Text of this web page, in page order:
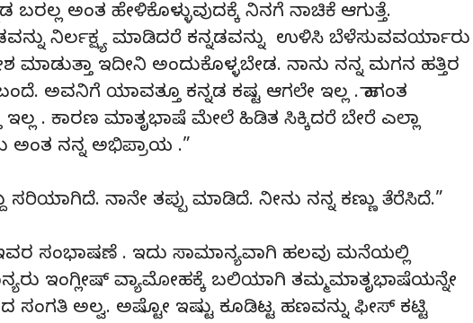
ಅಂತ ಹೇಳಿಕೊಳ್ಳುವುದಕ್ಕೆ ನಿನಗೆ ನಾಚಿಕೆ ಆಗುತ್ತೆ.
ನಿರ್ಲಕ್ಷ್ಯ ಮಾಡಿದರೆ ಕನ್ನಡವನ್ನು ಉಳಿಸಿ ಬೆಳೆಸುವವರ್ಯಾರು
ಮಾಡುತ್ತಾ ಇದೀನಿ ಅಂದುಕೊಳ್ಳಬೇಡ. ನಾನು ನನ್ನ ಮಗನ ಹತ್ತಿರ
ಅವನಿಗೆ ಯಾವತ್ತೂ ಕನ್ನಡ ಕಷ್ಟ ಆಗಲೇ ಇಲ್ಲ . ಹಾಗಂತ
ಇಲ್ಲ . ಕಾರಣ ಮಾತೃಭಾಷೆ ಮೇಲೆ ಹಿಡಿತ ಸಿಕ್ಕಿದರೆ ಬೇರೆ ಎಲ್ಲಾ
ಅಂತ ನನ್ನ ಅಭಿಪ್ರಾಯ .”
ಸರಿಯಾಗಿದೆ. ನಾನೇ ತಪ್ಪು ಮಾಡಿದೆ. ನೀನು ನನ್ನ ಕಣ್ಣು ತೆರೆಸಿದೆ.”
ಸಂಭಾಷಣೆ . ಇದು ಸಾಮಾನ್ಯವಾಗಿ ಹಲವು ಮನೆಯಲ್ಲಿ
ಇಂಗ್ಲೀಷ್ ವ್ಯಾಮೋಹಕ್ಕೆ ಬಲಿಯಾಗಿ ತಮ್ಮಮಾತೃಭಾಷೆಯನ್ನೇ
ಸಂಗತಿ ಅಲ್ವ. ಅಷ್ಟೋ ಇಷ್ಟು ಕೂಡಿಟ್ಟ ಹಣವನ್ನು ಫೀಸ್ ಕಟ್ಟಿ